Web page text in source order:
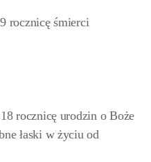
rocznicę śmierci
rocznicę urodzin o Boże
łaski w życiu od